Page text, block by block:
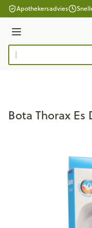
Ga naar de inhoud
Apothekersadvies
Menu
Product, merk,
Bota Thorax Es